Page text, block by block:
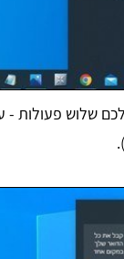
שלוש פעולות -